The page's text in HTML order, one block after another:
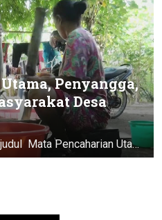
Penyangga,
Desa
Laporan penelitian yang berjudul Mata Pencaharian Utama, Penyangga, & Pendukung Masyarakat Desa Dasun ini merupakan Program Pendataan D...